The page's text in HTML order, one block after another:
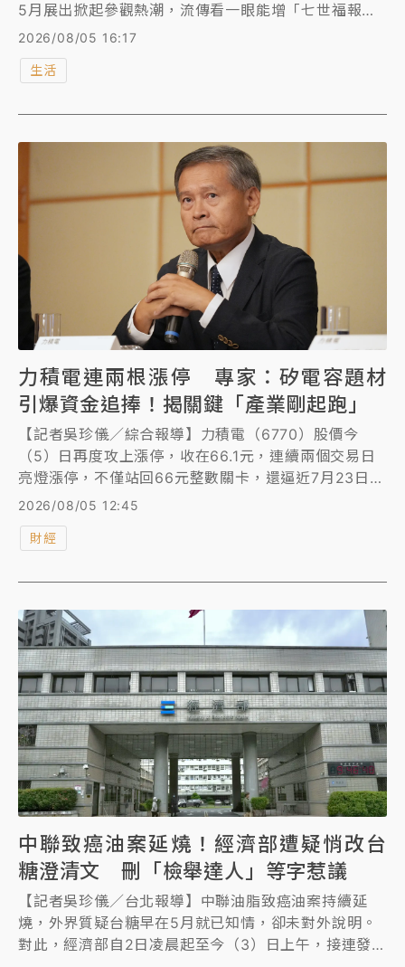
5月展出掀起參觀熱潮，流傳看一眼能增「七世福報」
說法，大批民眾慕名前往，傳出有人排隊2小時才入
場。該特展第二檔父親節登場且試辦預約制，故宮明
（6）日9時開放線上購票及預約參觀時段。
2026/08/05 16:17
生活
力積電連兩根漲停 專家：矽電容題材
引爆資金追捧！揭關鍵「產業剛起跑」
【記者吳珍儀／綜合報導】力積電（6770）股價今
（5）日再度攻上漲停，收在66.1元，連續兩個交易日
亮燈漲停，不僅站回66元整數關卡，還逼近7月23日
66.4元的前波高點。專家看這波漲勢認為，矽電容技術
2026/08/05 12:45
財經
中聯致癌油案延燒！經濟部遭疑悄改台
糖澄清文 刪「檢舉達人」等字惹議
【記者吳珍儀／台北報導】中聯油脂致癌油案持續延
燒，外界質疑台糖早在5月就已知情，卻未對外說明。
對此，經濟部自2日凌晨起至今（3）日上午，接連發布